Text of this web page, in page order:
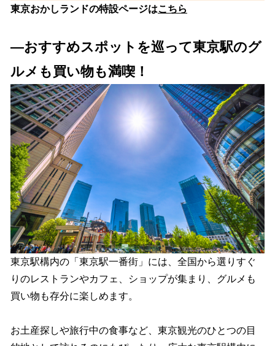
東京おかしランドの特設ページはこちら
―おすすめスポットを巡って東京駅のグ
ルメも買い物も満喫！
東京駅構内の「東京駅一番街」には、全国から選りすぐ
りのレストランやカフェ、ショップが集まり、グルメも
買い物も存分に楽しめます。
お土産探しや旅行中の食事など、東京観光のひとつの目